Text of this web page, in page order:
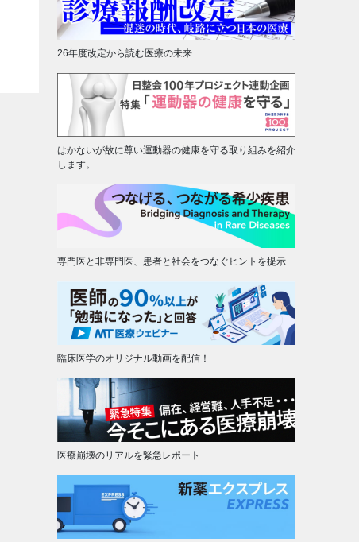
26年度改定から読む医療の未来
はかないが故に尊い運動器の健康を守る取り組みを紹介
します。
専門医と非専門医、患者と社会をつなぐヒントを提示
臨床医学のオリジナル動画を配信！
医療崩壊のリアルを緊急レポート